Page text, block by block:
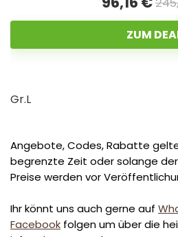
ZUM
Gr.L
Angebote, Codes, Rabatte
begrenzte Zeit oder solange
Preise werden vor
Ihr könnt uns auch gerne auf
Facebook folgen um über die